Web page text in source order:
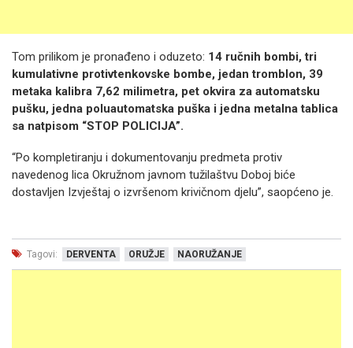
Tom prilikom je pronađeno i oduzeto: 14 ručnih bombi, tri
kumulativne protivtenkovske bombe, jedan tromblon, 39
metaka kalibra 7,62 milimetra, pet okvira za automatsku
pušku, jedna poluautomatska puška i jedna metalna tablica
sa natpisom “STOP POLICIJA”.
“Po kompletiranju i dokumentovanju predmeta protiv
navedenog lica Okružnom javnom tužilaštvu Doboj biće
dostavljen Izvještaj o izvršenom krivičnom djelu”, saopćeno je.
Tagovi: DERVENTA ORUŽJE NAORUŽANJE